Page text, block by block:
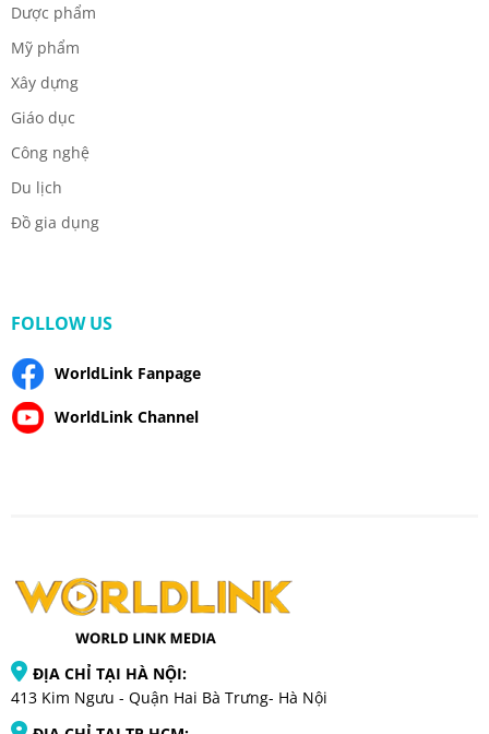
Dược phẩm
Mỹ phẩm
Xây dựng
Giáo dục
Công nghệ
Du lịch
Đồ gia dụng
FOLLOW US
WorldLink Fanpage
WorldLink Channel
ĐỊA CHỈ TẠI HÀ NỘI:
413 Kim Ngưu - Quận Hai Bà Trưng- Hà Nội